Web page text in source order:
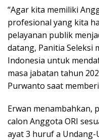
“Agar kita memiliki
profesional yang kita
pelayanan publik
datang, Panitia Seleksi
Indonesia untuk
masa jabatan tahun
Purwanto saat
Erwan menambahkan,
calon Anggota ORI
ayat 3 huruf a